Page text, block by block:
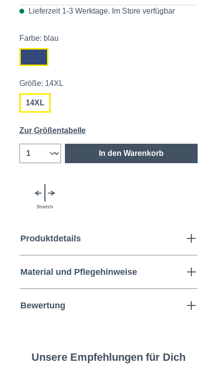
Durchschnittliche Bewertung von 5 von 5 Sternen
Lieferzeit 1-3 Werktage. Im Store verfügbar
Farbe: blau
Größe: 14XL
14XL
Zur Größentabelle
In den Warenkorb
Produktdetails
Material und Pflegehinweise
Bewertung
Unsere Empfehlungen für Dich